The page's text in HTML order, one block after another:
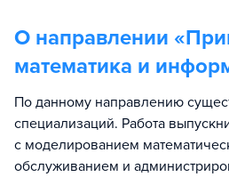
О направлении «
математика и
По данному направлению
специализаций. Работа
с моделированием
обслуживанием и